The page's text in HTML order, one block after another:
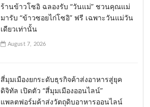
ร้านข้าวโซอิ ฉลองรับ “วันแม่” ชวนคุณแม่
มารับ “ข้าวซอยไก่โซอิ” ฟรี เฉพาะวันแม่วัน
เดียวเท่านั้น
August 7, 2026
สี่มุมเมืองยกระดับธุรกิจค้าส่งอาหารสู่ยุค
ดิจิทัล เปิดตัว “สี่มุมเมืองออนไลน์”
แพลตฟอร์มค้าส่งวัตถุดิบอาหารออนไลน์